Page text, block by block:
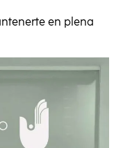
en plena